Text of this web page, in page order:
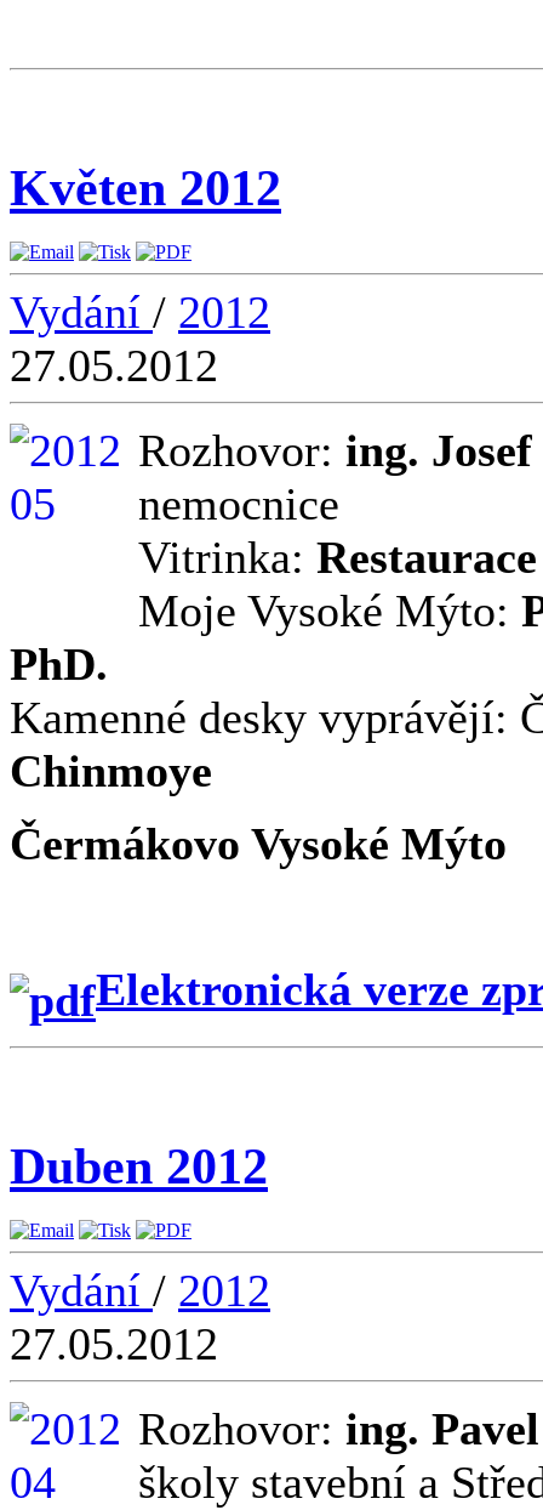
Květen 2012
Vydání / 2012
27.05.2012
Rozhovor: ing.
nemocnice
Vitrinka:
Moje Vysoké Mýto:
PhD.
Kamenné desky vyprávějí:
Chinmoye
Čermákovo Vysoké Mýto
Elektronická verze
Duben 2012
Vydání / 2012
27.05.2012
Rozhovor: ing.
školy stavební a